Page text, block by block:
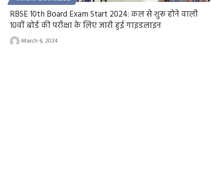
RBSE 10th Board Exam Start 2024: कल से शुरू होने वाली
10वीं बोर्ड की परीक्षा के लिए जारी हुई गाइडलाइन
March 6, 2024